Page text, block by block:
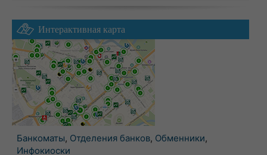
Интерактивная карта
Банкоматы, Отделения банков, Обменники,
Инфокиоски